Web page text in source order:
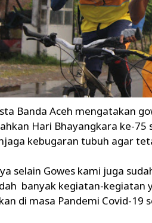
Banda Aceh mengatakan
Hari Bhayangkara ke-
kebugaran tubuh agar
selain Gowes kami juga
banyak kegiatan-
di masa Pandemi Covid-19